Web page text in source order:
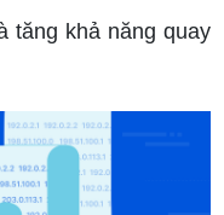
tăng khả năng quay